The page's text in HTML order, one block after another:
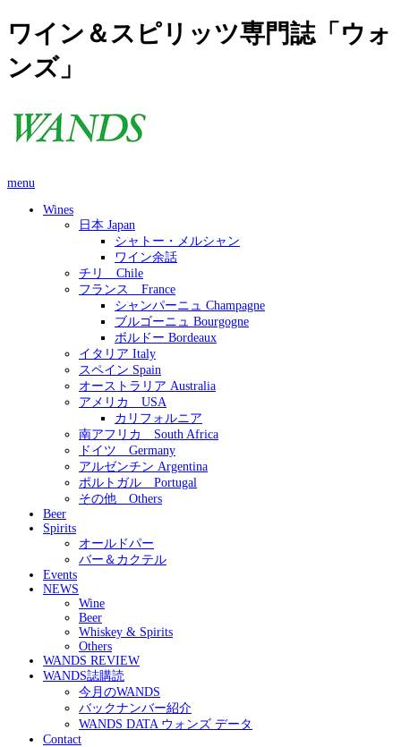
ワイン＆スピリッツ専門誌「ウォ
ンズ」
menu
Wines
日本 Japan
シャトー・メルシャン
ワイン余話
チリ Chile
フランス France
シャンパーニュ Champagne
ブルゴーニュ Bourgogne
ボルドー Bordeaux
イタリア Italy
スペイン Spain
オーストラリア Australia
アメリカ USA
カリフォルニア
南アフリカ South Africa
ドイツ Germany
アルゼンチン Argentina
ポルトガル Portugal
その他 Others
Beer
Spirits
オールドパー
バー＆カクテル
Events
NEWS
Wine
Beer
Whiskey & Spirits
Others
WANDS REVIEW
WANDS誌購読
今月のWANDS
バックナンバー紹介
WANDS DATA ウォンズ データ
Contact